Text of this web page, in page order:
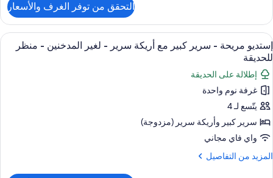
أريكة
سرير
-
لغير
المدخنين
إستديو
مريحة
-
سرير
مع
أريكة
سرير
-
لغير
المدخنين
التحقق من توفر الغرف والأسعار
استعراض
جميع
صور
إستديو
مريحة
-
سرير
كبير
مع
أريكة
9
إستديو مريحة - سرير كبير مع أريكة سرير - لغير المدخنين - منظر
للحديقة
إطلالة على الحديقة
غرفة نوم واحدة
يتّسع لـ 4
سرير كبير‫‬ وأريكة سرير (مزدوجة)
واي فاي مجاني
المزيد من التفاصيل
المزيد